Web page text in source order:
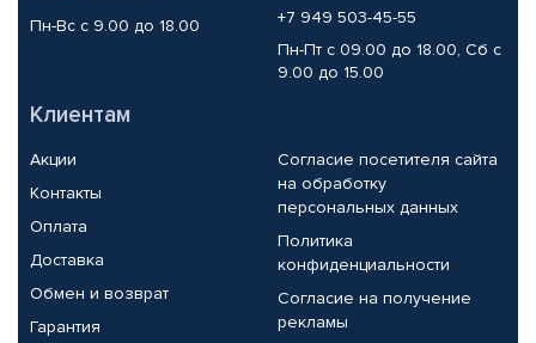
Пн-Вс с 9.00 до 18.00
+7 949 503-45-55
Пн-Пт с 09.00 до 18.00, Сб с
9.00 до 15.00
Клиентам
Акции
Контакты
Оплата
Доставка
Обмен и возврат
Гарантия
Согласие посетителя сайта
на обработку
персональных данных
Политика
конфиденциальности
Согласие на получение
рекламы